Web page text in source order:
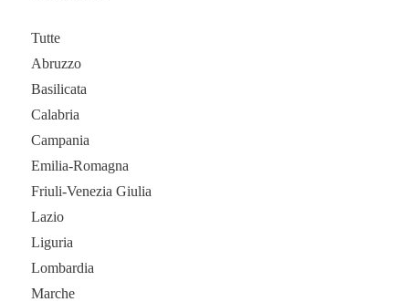
Tutte
Abruzzo
Basilicata
Calabria
Campania
Emilia-Romagna
Friuli-Venezia Giulia
Lazio
Liguria
Lombardia
Marche